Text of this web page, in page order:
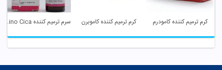
کرم ترمیم کننده کامودرم کرم ترمیم کننده کاموبرن سرم ترمیم کننده Tino Cica تینولا